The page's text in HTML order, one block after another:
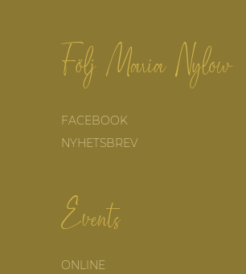
Följ Maria Nylow
FACEBOOK
NYHETSBREV
Events
ONLINE